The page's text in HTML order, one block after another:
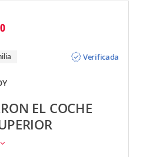
Verificada
EL COCHE